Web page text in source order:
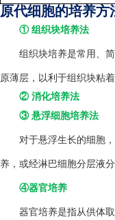
原代细胞的培养方
① 组织块培养法
组织块培养是常用、简
原薄层，以利于组织块粘
② 消化培养法
③ 悬浮细胞培养法
对于悬浮生长的细胞，
养，或经淋巴细胞分层液
④器官培养
器官培养是指从供体取